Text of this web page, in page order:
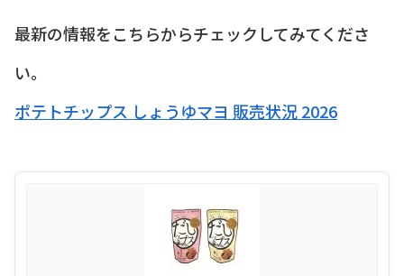
最新の情報をこちらからチェックしてみてくださ
い。
ポテトチップス しょうゆマヨ 販売状況 2026